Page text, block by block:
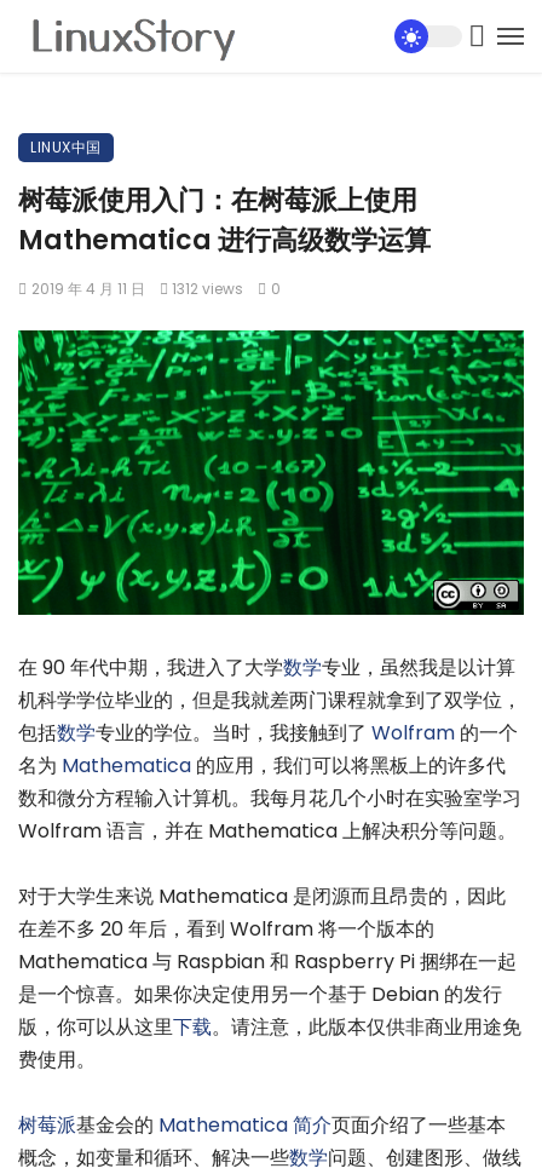
LINUX中国
树莓派使用入门：在树莓派上使用
Mathematica 进行高级数学运算
2019 年 4 月 11 日 1312 views 0
在 90 年代中期，我进入了大学数学专业，虽然我是以计算
机科学学位毕业的，但是我就差两门课程就拿到了双学位，
包括数学专业的学位。当时，我接触到了 Wolfram 的一个
名为 Mathematica 的应用，我们可以将黑板上的许多代
数和微分方程输入计算机。我每月花几个小时在实验室学习
Wolfram 语言，并在 Mathematica 上解决积分等问题。
对于大学生来说 Mathematica 是闭源而且昂贵的，因此
在差不多 20 年后，看到 Wolfram 将一个版本的
Mathematica 与 Raspbian 和 Raspberry Pi 捆绑在一起
是一个惊喜。如果你决定使用另一个基于 Debian 的发行
版，你可以从这里下载。请注意，此版本仅供非商业用途免
费使用。
树莓派基金会的 Mathematica 简介页面介绍了一些基本
概念，如变量和循环、解决一些数学问题、创建图形、做线